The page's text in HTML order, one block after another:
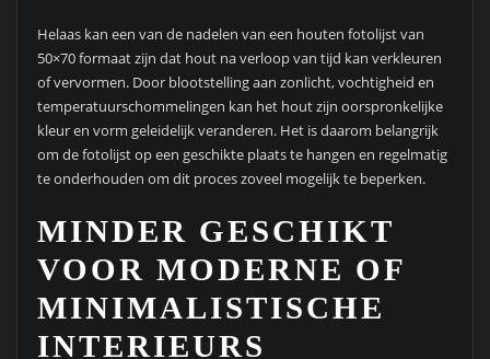
Helaas kan een van de nadelen van een houten fotolijst van
50×70 formaat zijn dat hout na verloop van tijd kan verkleuren
of vervormen. Door blootstelling aan zonlicht, vochtigheid en
temperatuurschommelingen kan het hout zijn oorspronkelijke
kleur en vorm geleidelijk veranderen. Het is daarom belangrijk
om de fotolijst op een geschikte plaats te hangen en regelmatig
te onderhouden om dit proces zoveel mogelijk te beperken.
MINDER GESCHIKT
VOOR MODERNE OF
MINIMALISTISCHE
INTERIEURS